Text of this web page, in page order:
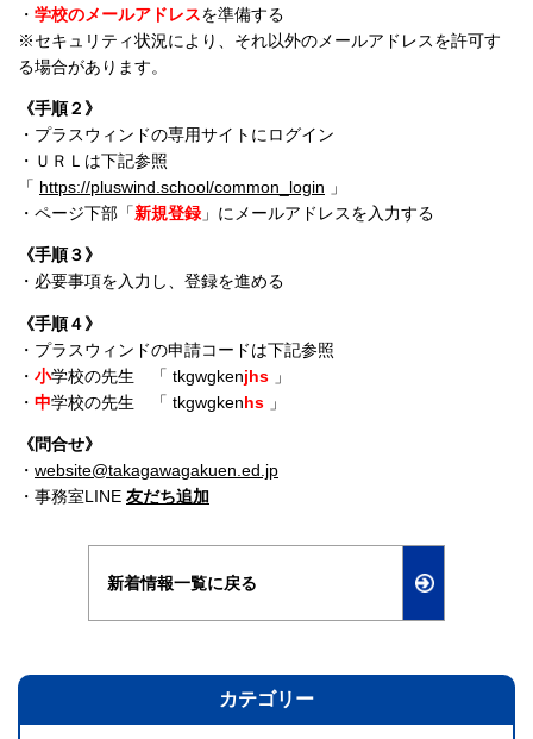
・ 学校のメールアドレスを準備する
※セキュリティ状況により、それ以外のメールアドレスを許可す
る場合があります。
《手順２》
・プラスウィンドの専用サイトにログイン
・ＵＲＬは下記参照
「 https://pluswind.school/common_login 」
・ページ下部「新規登録 」にメールアドレスを入力する
《手順３》
・必要事項を入力し、登録を進める
《手順４》
・プラスウィンドの申請コードは下記参照
・ 小学校の先生 「 tkgwgkenjhs 」
・ 中学校の先生 「 tkgwgkenhs 」
《問合せ》
・ website@takagawagakuen.ed.jp
・事務室LINE 友だち追加
新着情報一覧に戻る
カテゴリー